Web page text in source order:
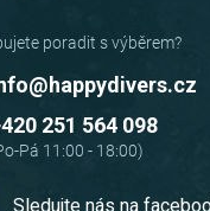
@happydivers.cz
251 564 098
Sledujte nás na